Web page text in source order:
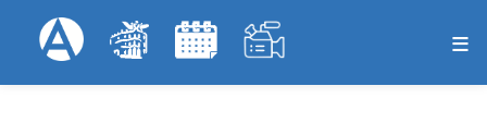
al
Menú Superior